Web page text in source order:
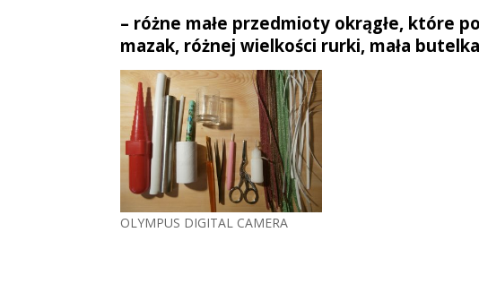
– różne małe przedmioty okrągłe, które
mazak, różnejwielkości rurki, mała
OLYMPUS DIGITAL CAMERA